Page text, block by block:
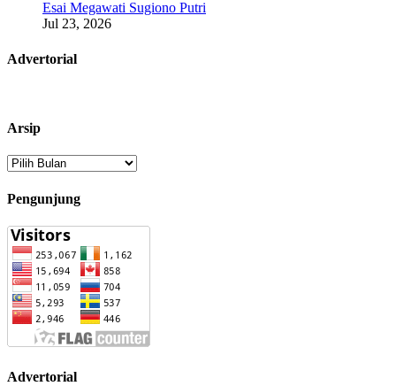
Esai Megawati Sugiono Putri
Jul 23, 2026
Advertorial
Arsip
Arsip
Pengunjung
Advertorial